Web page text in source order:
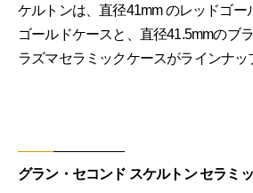
ケルトンは、直径41mm のレッドゴー
ゴールドケースと、直径41.5mmのブ
ラズマセラミックケースがラインナッ
グラン・セコンド スケルトン セラミ